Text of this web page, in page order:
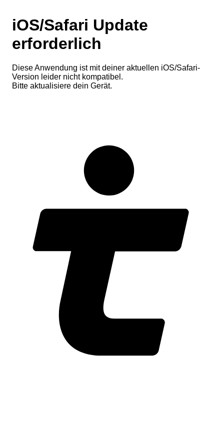
iOS/Safari Update
erforderlich
Diese Anwendung ist mit deiner aktuellen iOS/Safari-
Version leider nicht kompatibel.
Bitte aktualisiere dein Gerät.